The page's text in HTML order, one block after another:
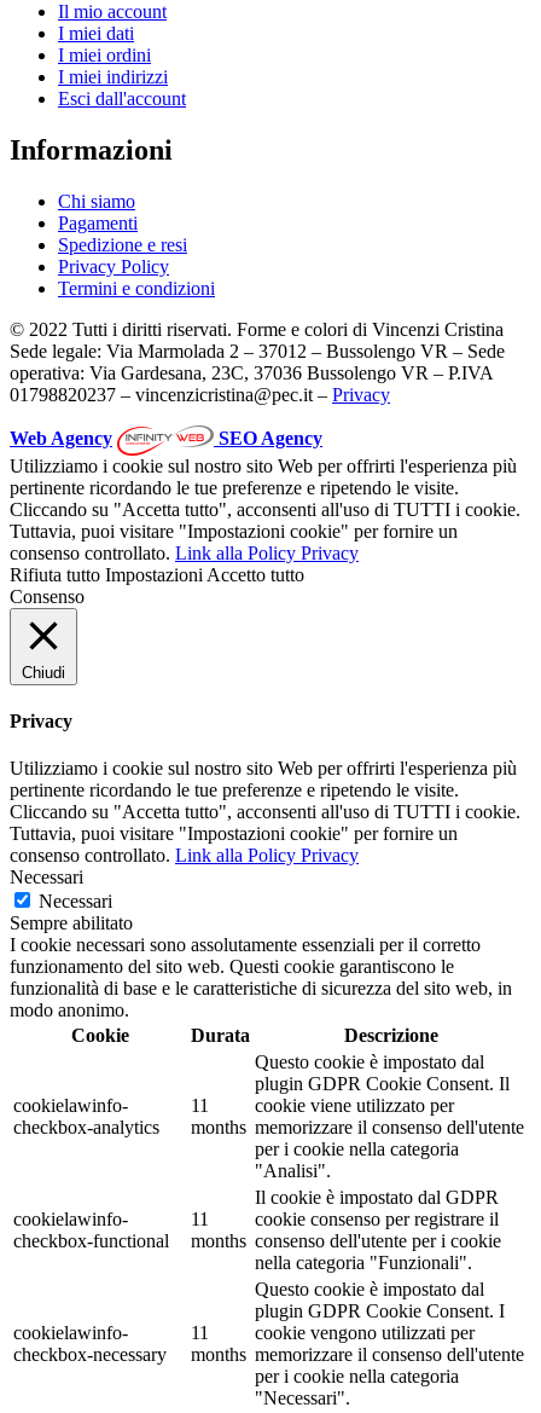
Il mio account
I miei dati
I miei ordini
I miei indirizzi
Esci dall'account
Informazioni
Chi siamo
Pagamenti
Spedizione e resi
Privacy Policy
Termini e condizioni
© 2022 Tutti i diritti riservati. Forme e colori di Vincenzi Cristina
Sede legale: Via Marmolada 2 – 37012 – Bussolengo VR – Sede
operativa: Via Gardesana, 23C, 37036 Bussolengo VR – P.IVA
01798820237 – vincenzicristina@pec.it – Privacy
Web Agency
SEO Agency
Utilizziamo i cookie sul nostro sito Web per offrirti l'esperienza più
pertinente ricordando le tue preferenze e ripetendo le visite.
Cliccando su "Accetta tutto", acconsenti all'uso di TUTTI i cookie.
Tuttavia, puoi visitare "Impostazioni cookie" per fornire un
consenso controllato. Link alla Policy Privacy
Rifiuta tutto Impostazioni Accetto tutto
Consenso
Chiudi
Privacy
Utilizziamo i cookie sul nostro sito Web per offrirti l'esperienza più
pertinente ricordando le tue preferenze e ripetendo le visite.
Cliccando su "Accetta tutto", acconsenti all'uso di TUTTI i cookie.
Tuttavia, puoi visitare "Impostazioni cookie" per fornire un
consenso controllato. Link alla Policy Privacy
Necessari
Necessari
Sempre abilitato
I cookie necessari sono assolutamente essenziali per il corretto
funzionamento del sito web. Questi cookie garantiscono le
funzionalità di base e le caratteristiche di sicurezza del sito web, in
modo anonimo.
Cookie
Durata Descrizione
cookielawinfo-
checkbox-analytics
11
months
Questo cookie è impostato dal
plugin GDPR Cookie Consent. Il
cookie viene utilizzato per
memorizzare il consenso dell'utente
per i cookie nella categoria
"Analisi".
cookielawinfo-
checkbox-functional
11
months
Il cookie è impostato dal GDPR
cookie consenso per registrare il
consenso dell'utente per i cookie
nella categoria "Funzionali".
cookielawinfo-
checkbox-necessary
11
months
Questo cookie è impostato dal
plugin GDPR Cookie Consent. I
cookie vengono utilizzati per
memorizzare il consenso dell'utente
per i cookie nella categoria
"Necessari".